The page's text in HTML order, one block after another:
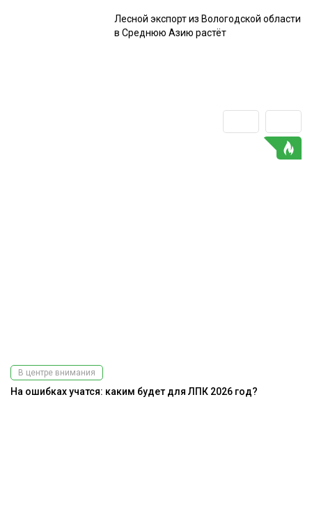
Лесной экспорт из Вологодской области
в Среднюю Азию растёт
В центре внимания
На ошибках учатся: каким будет для ЛПК 2026 год?